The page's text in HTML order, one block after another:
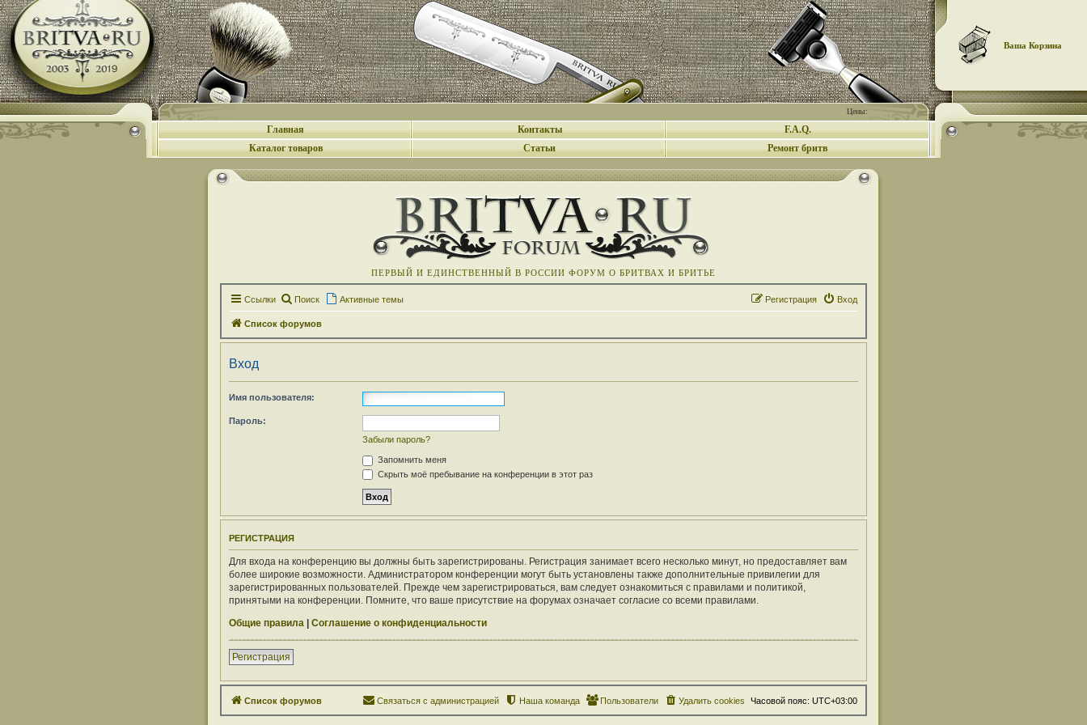
Цены:
Ваша Корзина
Главная Контакты
F.A.Q.
Каталог товаров
Статьи Ремонт бритв
ПЕРВЫЙ И ЕДИНСТВЕННЫЙ В РОССИИ ФОРУМ О БРИТВАХ И БРИТЬЕ
Ссылки Поиск Активные темы Вход
Регистрация
Список форумов
Вход
Имя пользователя:
Пароль:
Забыли пароль?
Запомнить меня
Скрыть моё пребывание на конференции в этот раз
РЕГИСТРАЦИЯ
Для входа на конференцию вы должны быть зарегистрированы. Регистрация занимает всего несколько минут, но предоставляет вам
более широкие возможности. Администратором конференции могут быть установлены также дополнительные привилегии для
зарегистрированных пользователей. Прежде чем зарегистрироваться, вам следует ознакомиться с правилами и политикой,
принятыми на конференции. Помните, что ваше присутствие на форумах означает согласие со всеми правилами.
Общие правила | Соглашение о конфиденциальности
Регистрация
Список форумов Часовой пояс: UTC+03:00
Удалить cookies
Пользователи
Наша команда
Связаться с администрацией